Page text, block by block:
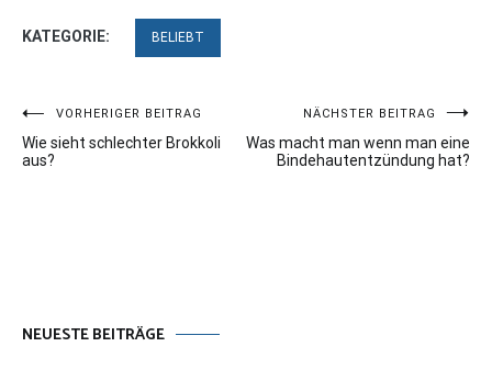
KATEGORIE: BELIEBT
Beitragsnavigation
VORHERIGER BEITRAG
Wie sieht schlechter Brokkoli
aus?
NÄCHSTER BEITRAG
Was macht man wenn man eine
Bindehautentzündung hat?
NEUESTE BEITRÄGE